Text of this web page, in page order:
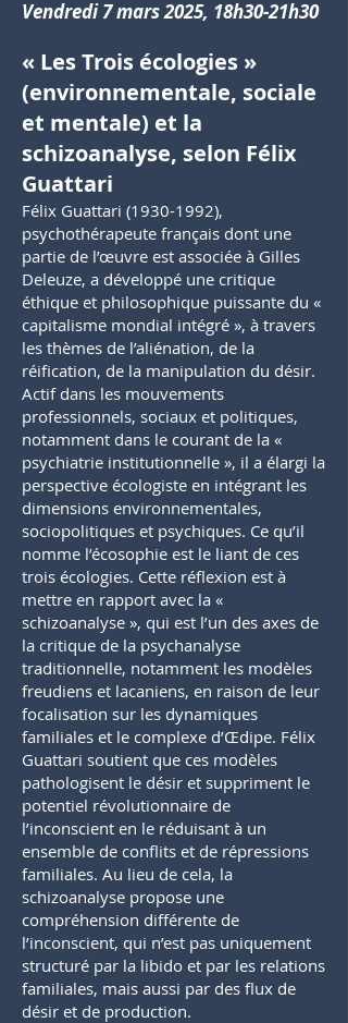
Vendredi 7 mars 2025, 18h30-21h30
« Les Trois écologies »
(environnementale, sociale
et mentale) et la
schizoanalyse, selon Félix
Guattari
Félix Guattari (1930-1992),
psychothérapeute français dont une
partie de l’œuvre est associée à Gilles
Deleuze, a développé une critique
éthique et philosophique puissante du «
capitalisme mondial intégré », à travers
les thèmes de l’aliénation, de la
réification, de la manipulation du désir.
Actif dans les mouvements
professionnels, sociaux et politiques,
notamment dans le courant de la «
psychiatrie institutionnelle », il a élargi la
perspective écologiste en intégrant les
dimensions environnementales,
sociopolitiques et psychiques. Ce qu’il
nomme l’écosophie est le liant de ces
trois écologies. Cette réflexion est à
mettre en rapport avec la «
schizoanalyse », qui est l’un des axes de
la critique de la psychanalyse
traditionnelle, notamment les modèles
freudiens et lacaniens, en raison de leur
focalisation sur les dynamiques
familiales et le complexe d’Œdipe. Félix
Guattari soutient que ces modèles
pathologisent le désir et suppriment le
potentiel révolutionnaire de
l’inconscient en le réduisant à un
ensemble de conflits et de répressions
familiales. Au lieu de cela, la
schizoanalyse propose une
compréhension différente de
l’inconscient, qui n’est pas uniquement
structuré par la libido et par les relations
familiales, mais aussi par des flux de
désir et de production.